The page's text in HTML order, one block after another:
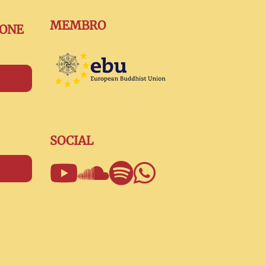
MEMBRO
SOCIAL